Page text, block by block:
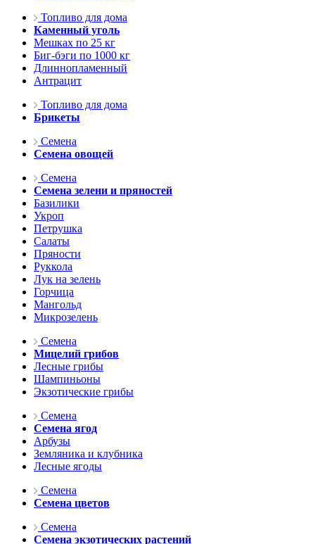
Топливо для дома
Каменный уголь
Мешках по 25 кг
Биг-бэги по 1000 кг
Длиннопламенный
Антрацит
Топливо для дома
Брикеты
Семена
Семена овощей
Семена
Семена зелени и пряностей
Базилики
Укроп
Петрушка
Салаты
Пряности
Руккола
Лук на зелень
Горчица
Мангольд
Микрозелень
Семена
Мицелий грибов
Лесные грибы
Шампиньоны
Экзотические грибы
Семена
Семена ягод
Арбузы
Земляника и клубника
Лесные ягоды
Семена
Семена цветов
Семена
Семена экзотических растений